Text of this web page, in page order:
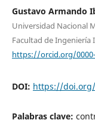
Gustavo Armando
Universidad Nacional
Facultad de Ingeniería
https://orcid.org/0000-
DOI: https://doi.org/
Palabras clave: